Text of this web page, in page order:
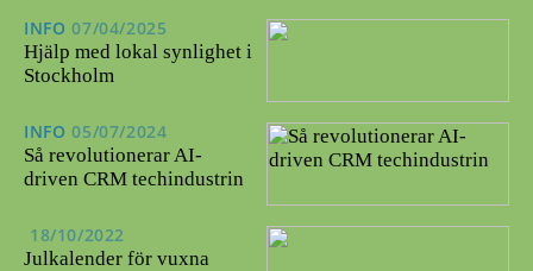
INFO 07/04/2025
Hjälp med lokal synlighet i
Stockholm
INFO 05/07/2024
Så revolutionerar AI-
driven CRM techindustrin
18/10/2022
Julkalender för vuxna